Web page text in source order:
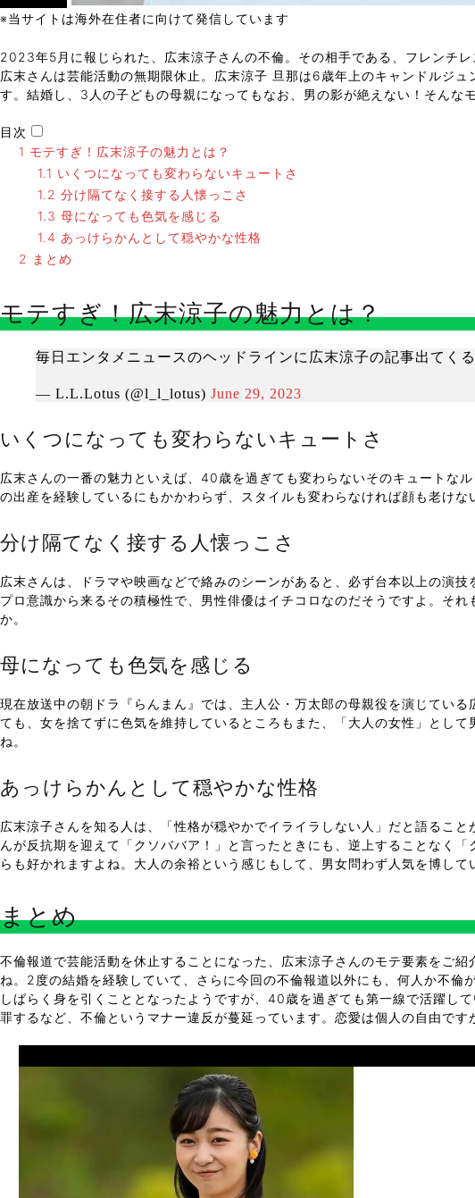
※当サイトは海外在住者に向けて発信しています
2023年5月に報じられた、広末涼子さんの不倫。その相手である、フレンチ
広末さんは芸能活動の無期限休止。広末涼子 旦那は6歳年上のキャンドルジ
す。結婚し、3人の子どもの母親になってもなお、男の影が絶えない！そんな
目次
1 モテすぎ！広末涼子の魅力とは？
1.1 いくつになっても変わらないキュートさ
1.2 分け隔てなく接する人懐っこさ
1.3 母になっても色気を感じる
1.4 あっけらかんとして穏やかな性格
2
まとめ
モテすぎ！広末涼子の魅力とは？
毎日エンタメニュースのヘッドラインに広末涼子の記事出てく
— L.L.Lotus (@l_l_lotus) June 29, 2023
いくつになっても変わらないキュートさ
広末さんの一番の魅力といえば、40歳を過ぎても変わらないそのキュートな
の出産を経験しているにもかかわらず、スタイルも変わらなければ顔も老け
分け隔てなく接する人懐っこさ
広末さんは、ドラマや映画などで絡みのシーンがあると、必ず台本以上の演
プロ意識から来るその積極性で、男性俳優はイチコロなのだそうですよ。そ
か。
母になっても色気を感じる
現在放送中の朝ドラ『らんまん』では、主人公・万太郎の母親役を演じてい
ても、女を捨てずに色気を維持しているところもまた、「大人の女性」とし
ね。
あっけらかんとして穏やかな性格
広末涼子さんを知る人は、「性格が穏やかでイライラしない人」だと語るこ
んが反抗期を迎えて「クソババア！」と言ったときにも、逆上することなく
らも好かれますよね。大人の余裕という感じもして、男女問わず人気を博して
まとめ
不倫報道で芸能活動を休止することになった、広末涼子さんのモテ要素をご
ね。2度の結婚を経験していて、さらに今回の不倫報道以外にも、何人か不
しばらく身を引くこととなったようですが、40歳を過ぎても第一線で活躍し
罪するなど、不倫というマナー違反が蔓延っています。恋愛は個人の自由で